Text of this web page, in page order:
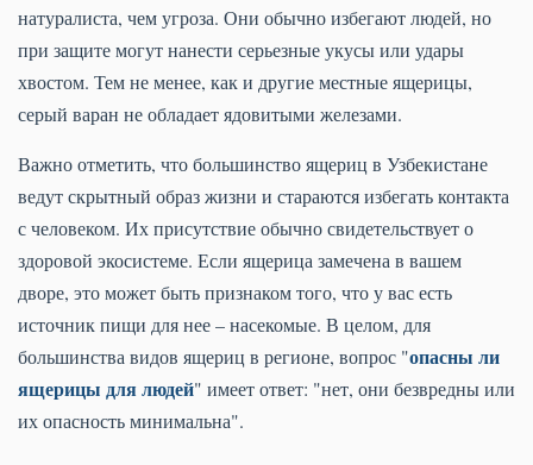
натуралиста, чем угроза. Они обычно избегают людей, но
при защите могут нанести серьезные укусы или удары
хвостом. Тем не менее, как и другие местные ящерицы,
серый варан не обладает ядовитыми железами.
Важно отметить, что большинство ящериц в Узбекистане
ведут скрытный образ жизни и стараются избегать контакта
с человеком. Их присутствие обычно свидетельствует о
здоровой экосистеме. Если ящерица замечена в вашем
дворе, это может быть признаком того, что у вас есть
источник пищи для нее – насекомые. В целом, для
большинства видов ящериц в регионе, вопрос "опасны ли
ящерицы для людей" имеет ответ: "нет, они безвредны или
их опасность минимальна".